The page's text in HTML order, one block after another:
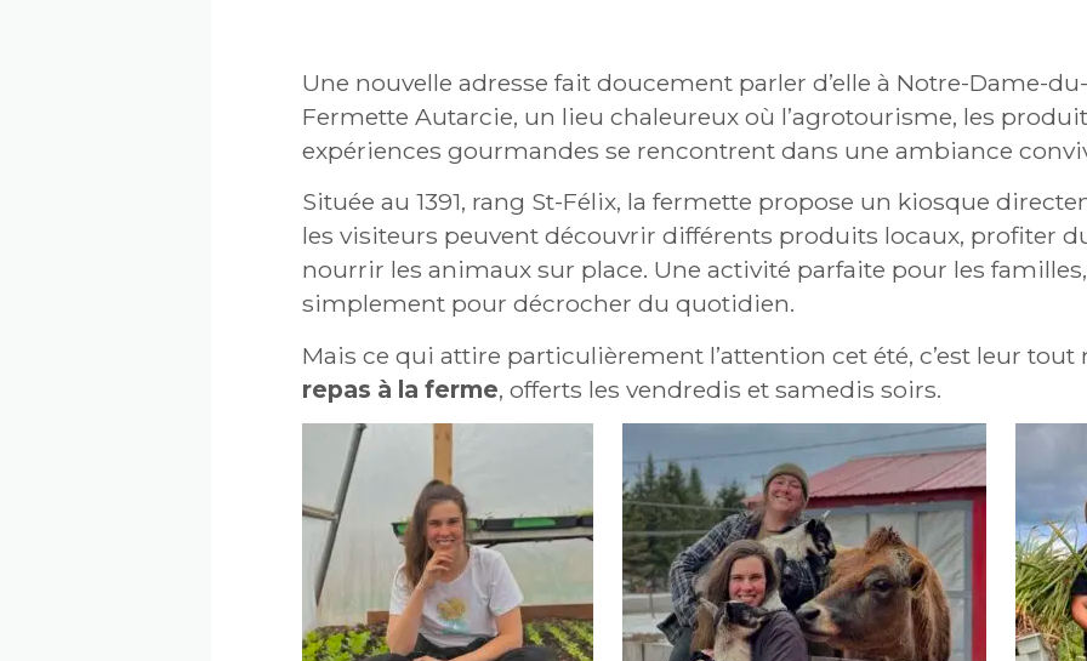
Une nouvelle adresse fait doucement parler d’elle à Notre-Dame-
Fermette Autarcie, un lieu chaleureux où l’agrotourisme, les
expériences gourmandes se rencontrent dans une ambiance
Située au 1391, rang St-Félix, la fermette propose un kiosque
les visiteurs peuvent découvrir différents produits locaux, profiter
nourrir les animaux sur place. Une activité parfaite pour les
simplement pour décrocher du quotidien.
Mais ce qui attire particulièrement l’attention cet été, c’est leur
repas à la ferme, offerts les vendredis et samedis soirs.